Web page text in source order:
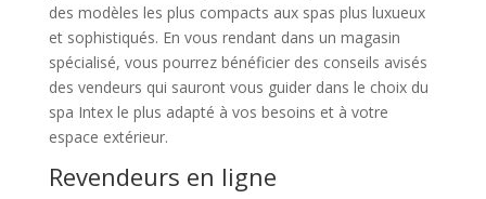
des modèles les plus compacts aux spas plus luxueux
et sophistiqués. En vous rendant dans un magasin
spécialisé, vous pourrez bénéficier des conseils avisés
des vendeurs qui sauront vous guider dans le choix du
spa Intex le plus adapté à vos besoins et à votre
espace extérieur.
Revendeurs en ligne